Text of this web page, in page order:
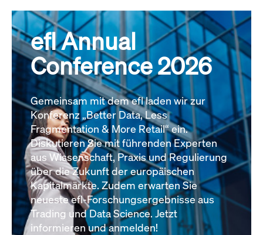
efl Annual
Conference 2026
Gemeinsam mit dem efl laden wir zur
Konferenz „Better Data, Less
Fragmentation & More Retail“ ein.
Diskutieren Sie mit führenden Experten
aus Wissenschaft, Praxis und Regulierung
über die Zukunft der europäischen
Kapitalmärkte. Zudem erwarten Sie
neueste efl-Forschungsergebnisse aus
Trading und Data Science. Jetzt
informieren und anmelden!